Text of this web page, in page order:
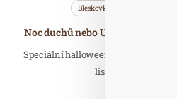
Bleskovky
Speciální halloweenské saunování
listopadu relaxační